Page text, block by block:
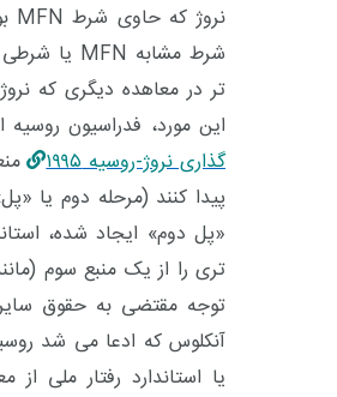
نروژ که حاوی شرطMFN
شرط مشابه MFN یا
تر در معاهده دیگری که
این مورد، فدراسیون
گذاری نروژ-روسیه۱۹۹۵
پیدا کنند (مرحله دوم یا
«پل دوم» ایجاد شده،
تری را از یک منبع سوم
توجه مقتضی به حقوق
آنکلوس که ادعا می شد
یا استاندارد رفتار ملی از